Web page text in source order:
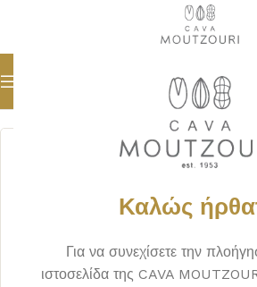
Καλώς
Για να συνεχίσετε την
ιστοσελίδα της CAVA
Αρχική σελίδα ΕΡΥΘΡΟΣ